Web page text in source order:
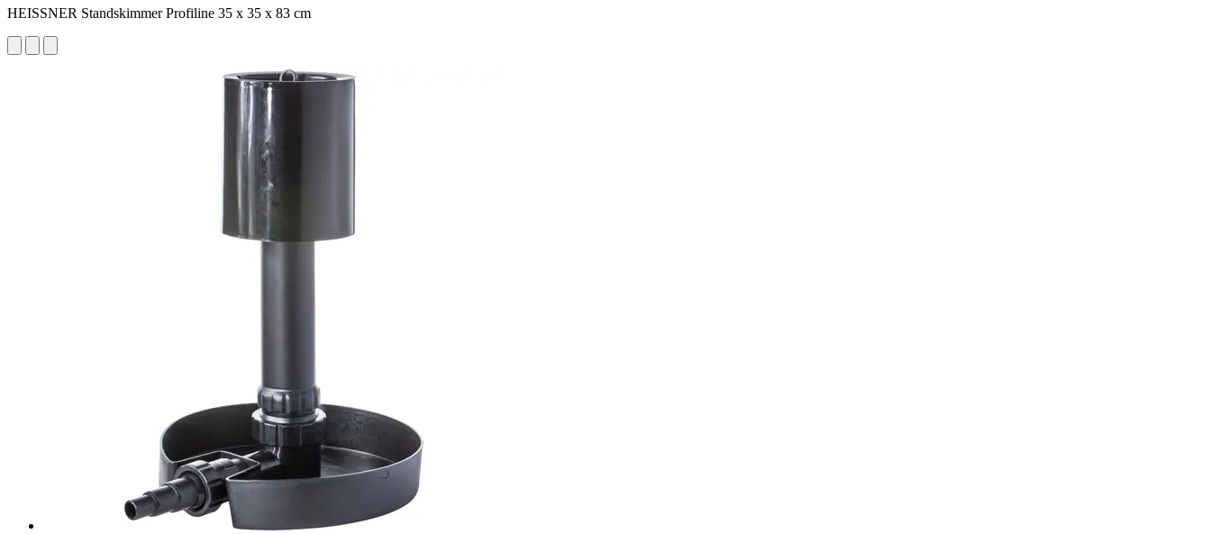
HEISSNER Standskimmer Profiline 35 x 35 x 83 cm